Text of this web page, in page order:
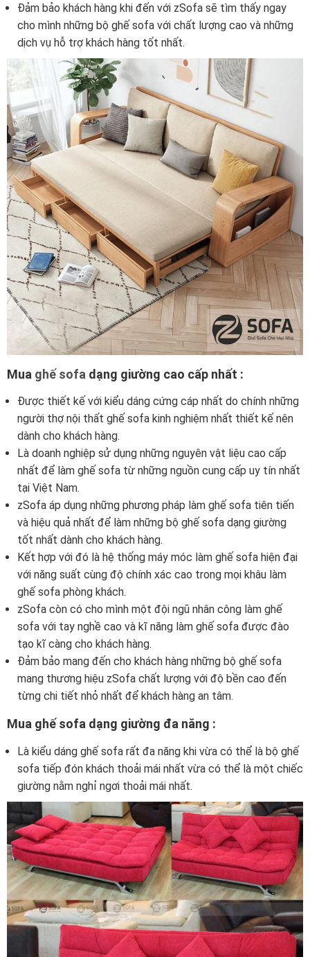
Đảm bảo khách hàng khi đến với zSofa sẽ tìm thấy ngay
cho mình những bộ ghế sofa với chất lượng cao và những
dịch vụ hỗ trợ khách hàng tốt nhất.
Mua ghế sofa dạng giường cao cấp nhất :
Được thiết kế với kiểu dáng cứng cáp nhất do chính những
người thợ nội thất ghế sofa kinh nghiệm nhất thiết kế nên
dành cho khách hàng.
Là doanh nghiệp sử dụng những nguyên vật liệu cao cấp
nhất để làm ghế sofa từ những nguồn cung cấp uy tín nhất
tại Việt Nam.
zSofa áp dụng những phương pháp làm ghế sofa tiên tiến
và hiệu quả nhất để làm những bộ ghế sofa dạng giường
tốt nhất dành cho khách hàng.
Kết hợp với đó là hệ thống máy móc làm ghế sofa hiện đại
với năng suất cùng độ chính xác cao trong mọi khâu làm
ghế sofa phòng khách.
zSofa còn có cho mình một đội ngũ nhân công làm ghế
sofa với tay nghề cao và kĩ năng làm ghế sofa được đào
tạo kĩ càng cho khách hàng.
Đảm bảo mang đến cho khách hàng những bộ ghế sofa
mang thương hiệu zSofa chất lượng với độ bền cao đến
từng chi tiết nhỏ nhất để khách hàng an tâm.
Mua ghế sofa dạng giường đa năng :
Là kiểu dáng ghế sofa rất đa năng khi vừa có thể là bộ ghế
sofa tiếp đón khách thoải mái nhất vừa có thể là một chiếc
giường nằm nghỉ ngơi thoải mái nhất.